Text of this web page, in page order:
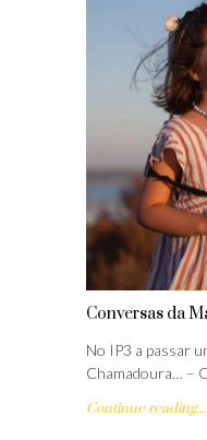
Conversas da
No IP3 a passar
Chamadoura… –
Continue reading...